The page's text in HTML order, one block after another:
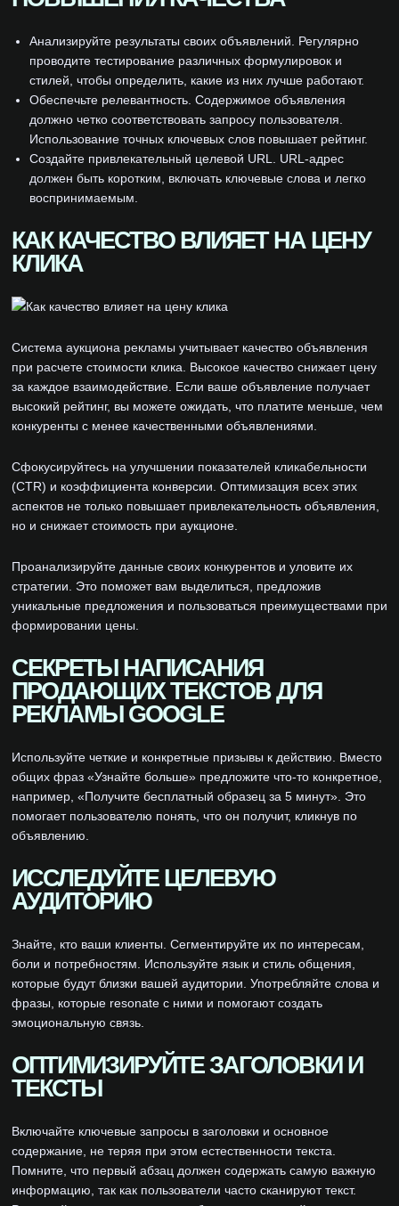
Анализируйте результаты своих объявлений. Регулярно
проводите тестирование различных формулировок и
стилей, чтобы определить, какие из них лучше работают.
Обеспечьте релевантность. Содержимое объявления
должно четко соответствовать запросу пользователя.
Использование точных ключевых слов повышает рейтинг.
Создайте привлекательный целевой URL. URL-адрес
должен быть коротким, включать ключевые слова и легко
воспринимаемым.
КАК КАЧЕСТВО ВЛИЯЕТ НА ЦЕНУ
КЛИКА
Система аукциона рекламы учитывает качество объявления
при расчете стоимости клика. Высокое качество снижает цену
за каждое взаимодействие. Если ваше объявление получает
высокий рейтинг, вы можете ожидать, что платите меньше, чем
конкуренты с менее качественными объявлениями.
Сфокусируйтесь на улучшении показателей кликабельности
(CTR) и коэффициента конверсии. Оптимизация всех этих
аспектов не только повышает привлекательность объявления,
но и снижает стоимость при аукционе.
Проанализируйте данные своих конкурентов и уловите их
стратегии. Это поможет вам выделиться, предложив
уникальные предложения и пользоваться преимуществами при
формировании цены.
СЕКРЕТЫ НАПИСАНИЯ
ПРОДАЮЩИХ ТЕКСТОВ ДЛЯ
РЕКЛАМЫ GOOGLE
Используйте четкие и конкретные призывы к действию. Вместо
общих фраз «Узнайте больше» предложите что-то конкретное,
например, «Получите бесплатный образец за 5 минут». Это
помогает пользователю понять, что он получит, кликнув по
объявлению.
ИССЛЕДУЙТЕ ЦЕЛЕВУЮ
АУДИТОРИЮ
Знайте, кто ваши клиенты. Сегментируйте их по интересам,
боли и потребностям. Используйте язык и стиль общения,
которые будут близки вашей аудитории. Употребляйте слова и
фразы, которые resonate с ними и помогают создать
эмоциональную связь.
ОПТИМИЗИРУЙТЕ ЗАГОЛОВКИ И
ТЕКСТЫ
Включайте ключевые запросы в заголовки и основное
содержание, не теряя при этом естественности текста.
Помните, что первый абзац должен содержать самую важную
информацию, так как пользователи часто сканируют текст.